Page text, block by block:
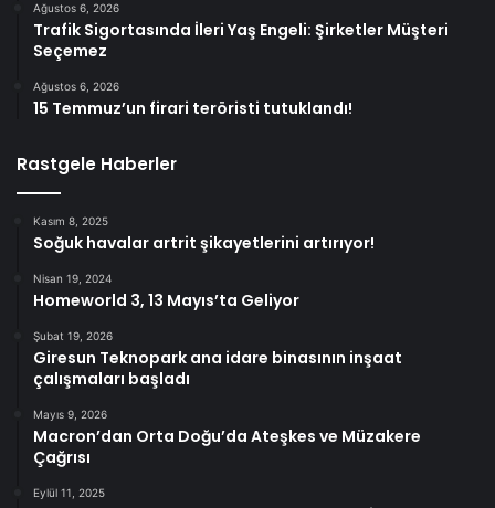
Ağustos 6, 2026
Trafik Sigortasında İleri Yaş Engeli: Şirketler Müşteri
Seçemez
Ağustos 6, 2026
15 Temmuz’un firari teröristi tutuklandı!
Rastgele Haberler
Kasım 8, 2025
Soğuk havalar artrit şikayetlerini artırıyor!
Nisan 19, 2024
Homeworld 3, 13 Mayıs’ta Geliyor
Şubat 19, 2026
Giresun Teknopark ana idare binasının inşaat
çalışmaları başladı
Mayıs 9, 2026
Macron’dan Orta Doğu’da Ateşkes ve Müzakere
Çağrısı
Eylül 11, 2025